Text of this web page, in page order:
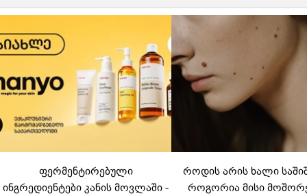
ფერმენტირებული
ინგრედიენტები კანის მოვლაში -
როდის არის ხალი
როგორია მისი